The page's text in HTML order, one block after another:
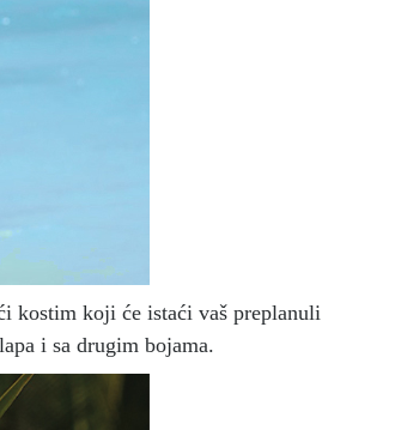
kostim koji će istaći vaš preplanuli
i sa drugim bojama.